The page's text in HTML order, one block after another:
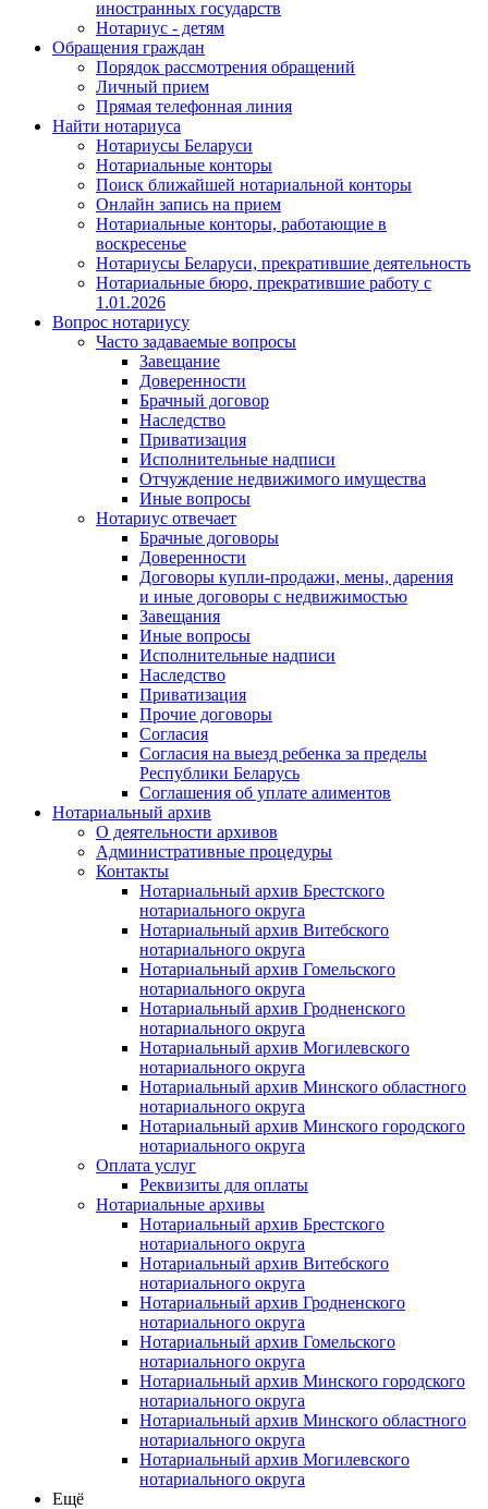
иностранных государств
Нотариус - детям
Обращения граждан
Порядок рассмотрения обращений
Личный прием
Прямая телефонная линия
Найти нотариуса
Нотариусы Беларуси
Нотариальные конторы
Поиск ближайшей нотариальной конторы
Онлайн запись на прием
Нотариальные конторы, работающие в
воскресенье
Нотариусы Беларуси, прекратившие деятельность
Нотариальные бюро, прекратившие работу с
1.01.2026
Вопрос нотариусу
Часто задаваемые вопросы
Завещание
Доверенности
Брачный договор
Наследство
Приватизация
Исполнительные надписи
Отчуждение недвижимого имущества
Иные вопросы
Нотариус отвечает
Брачные договоры
Доверенности
Договоры купли-продажи, мены, дарения
и иные договоры с недвижимостью
Завещания
Иные вопросы
Исполнительные надписи
Наследство
Приватизация
Прочие договоры
Согласия
Согласия на выезд ребенка за пределы
Республики Беларусь
Соглашения об уплате алиментов
Нотариальный архив
О деятельности архивов
Административные процедуры
Контакты
Нотариальный архив Брестского
нотариального округа
Нотариальный архив Витебского
нотариального округа
Нотариальный архив Гомельского
нотариального округа
Нотариальный архив Гродненского
нотариального округа
Нотариальный архив Могилевского
нотариального округа
Нотариальный архив Минского областного
нотариального округа
Нотариальный архив Минского городского
нотариального округа
Оплата услуг
Реквизиты для оплаты
Нотариальные архивы
Нотариальный архив Брестского
нотариального округа
Нотариальный архив Витебского
нотариального округа
Нотариальный архив Гродненского
нотариального округа
Нотариальный архив Гомельского
нотариального округа
Нотариальный архив Минского городского
нотариального округа
Нотариальный архив Минского областного
нотариального округа
Нотариальный архив Могилевского
нотариального округа
Ещё